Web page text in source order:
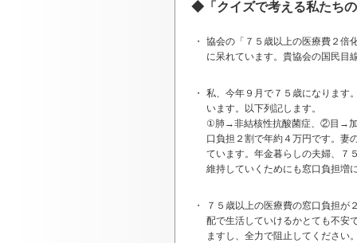
◆「クイズで考える私たち
・
協会の「７５歳以上の医療費２倍
に呆れています。貴協会の国民目
・
私、今年９月で７５歳になります
います。以下列記します。
①肺→非結核性抗酸菌症、②目→加
口負担２割で年約４万円です。妻
ています。年金暮らしの夫婦、７
維持していくためにも窓口負担増
・
７５歳以上の医療費の窓口負担が
配で生活していけるかとても不安
ますし、全力で阻止してください